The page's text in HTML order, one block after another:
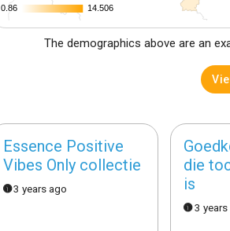
0.86
0.86 14.506
14.506
The demographics above are an
Essence Positive
Vibes Only collectie
3 years ago
die
is
3 years